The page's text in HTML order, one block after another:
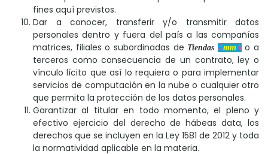
fines aquí previstos.
Dar a conocer, transferir y/o transmitir datos
personales dentro y fuera del país a las compañías
matrices, filiales o subordinadas de TiendasAmmAo a
terceros como consecuencia de un contrato, ley o
vínculo lícito que así lo requiera o para implementar
servicios de computación en la nube o cualquier otro
que permita la protección de los datos personales.
Garantizar al titular en todo momento, el pleno y
efectivo ejercicio del derecho de hábeas data, los
derechos que se incluyen en la Ley 1581 de 2012 y toda
la normatividad aplicable en la materia.